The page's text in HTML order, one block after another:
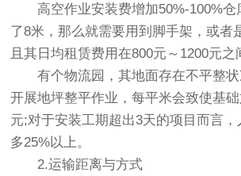
高空作业安装费增加50%-100%仓
了8米，那么就需要用到脚手架，或者
且其日均租赁费用在800元～1200元之
有个物流园，其地面存在不平整状
开展地坪整平作业，每平米会致使基
元;对于安装工期超出3天的项目而言
多25%以上。
2.运输距离与方式